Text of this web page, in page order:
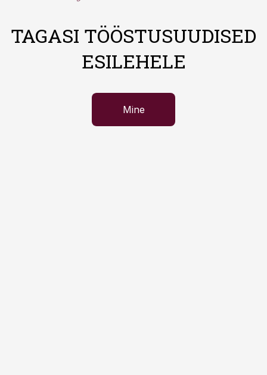
TAGASI TÖÖSTUSUUDISED
ESILEHELE
Mine